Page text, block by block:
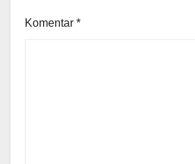
Komentar *